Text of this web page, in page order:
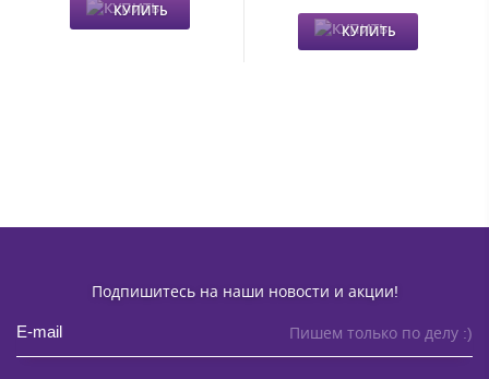
КУПИТЬ
КУПИТЬ
Подпишитесь на наши новости и акции!
Пишем только по делу :)